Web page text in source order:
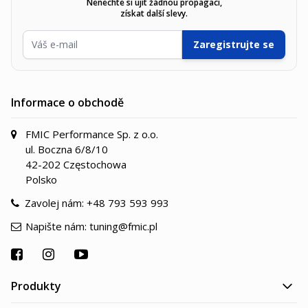
Nenechte si ujít žádnou propagaci,
získat další slevy.
E-mailová adresa
Zaregistrujte se
Informace o obchodě
FMIC Performance Sp. z o.o.
ul. Boczna 6/8/10
42-202 Częstochowa
Polsko
Zavolej nám: +48 793 593 993
Napište nám: tuning@fmic.pl
Produkty